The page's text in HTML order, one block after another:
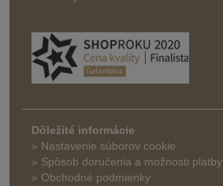
Dôležité informácie
» Nastavenie súborov cookie
» Spôsob doručenia a možnosti platby
» Obchodné podmienky